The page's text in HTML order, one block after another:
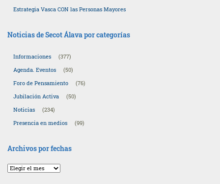
Estrategia Vasca CON las Personas Mayores
Noticias de Secot Álava por categorías
Informaciones
(377)
Agenda. Eventos
(50)
Foro de Pensamiento
(76)
Jubilación Activa
(50)
Noticias
(234)
Presencia en medios
(99)
Archivos por fechas
Archivos
por